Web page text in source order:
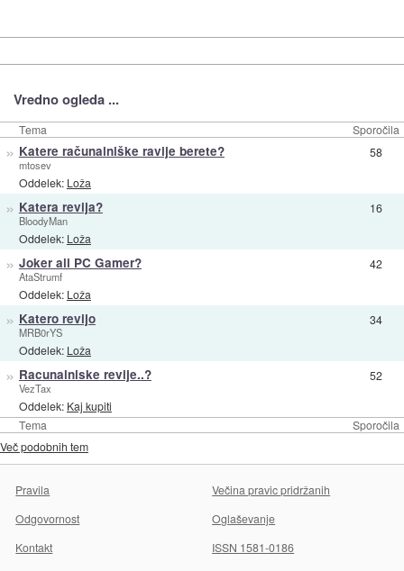
Vredno ogleda ...
Tema Sporočila
Tema Sporočila
» Katere računalniške ravije berete?
mtosev
Oddelek: Loža
58
» Katera revija?
BloodyMan
Oddelek: Loža
16
» Joker ali PC Gamer?
AtaStrumf
Oddelek: Loža
42
» Katero revijo
MRB0rYS
Oddelek: Loža
34
» Racunalniske revije..?
VezTax
Oddelek: Kaj kupiti
52
Več podobnih tem
Pravila
Večina pravic pridržanih
Odgovornost
Oglaševanje
Kontakt
ISSN 1581-0186